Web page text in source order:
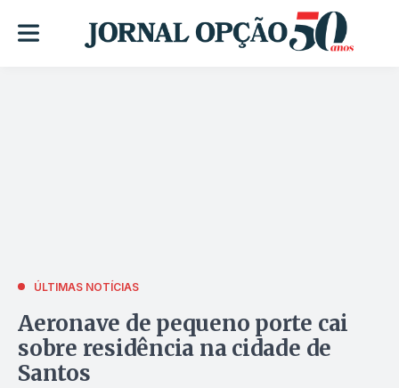
ÚLTIMAS NOTÍCIAS
Aeronave de pequeno porte cai
sobre residência na cidade de
Santos